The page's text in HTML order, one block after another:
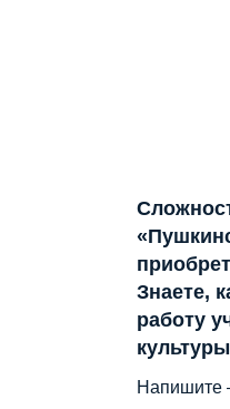
Знаете,
работу